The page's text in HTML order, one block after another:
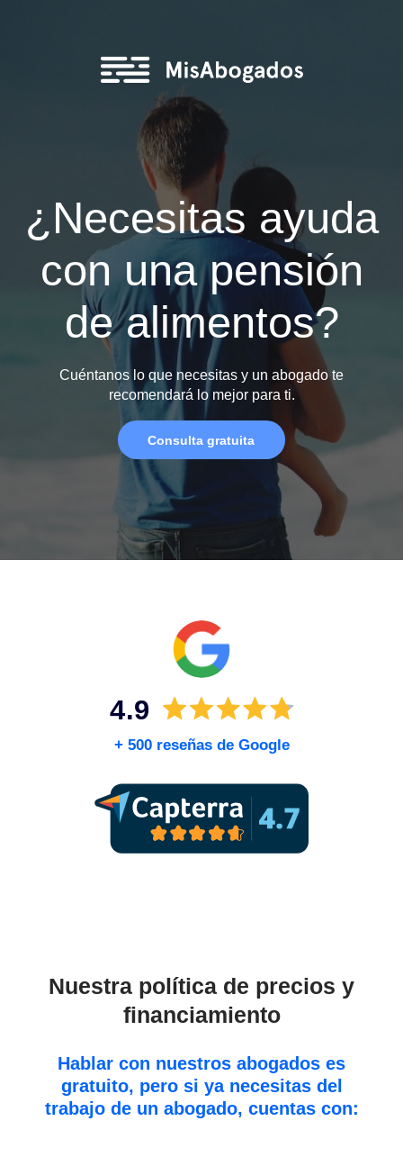
¿Necesitas
con una pensión
de alimentos?
Cuéntanos lo que necesitas y un abogado te
recomendará lo mejor para ti.
Consulta gratuita
+ 500 reseñas de Google
Nuestra política de precios y
financiamiento